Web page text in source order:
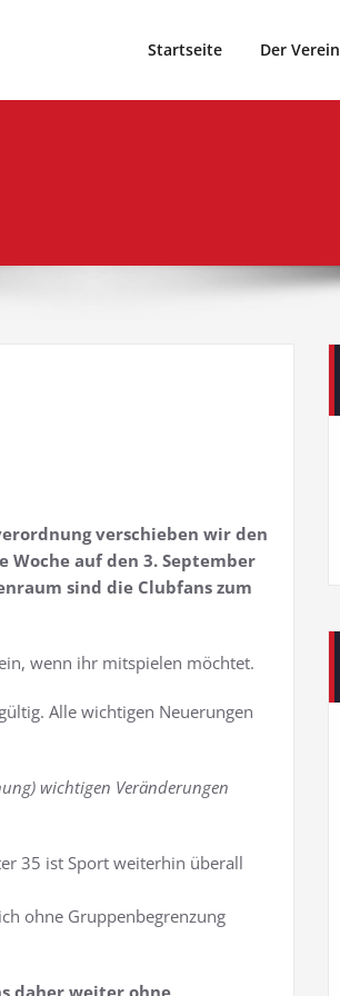
Startseite Der Verein
verschieben wir den
auf den 3. September
sind die Clubfans zum
wenn ihr mitspielen möchtet.
Alle wichtigen Neuerungen
wichtigen Veränderungen
35 ist Sport weiterhin überall
ohne Gruppenbegrenzung
daher weiter ohne